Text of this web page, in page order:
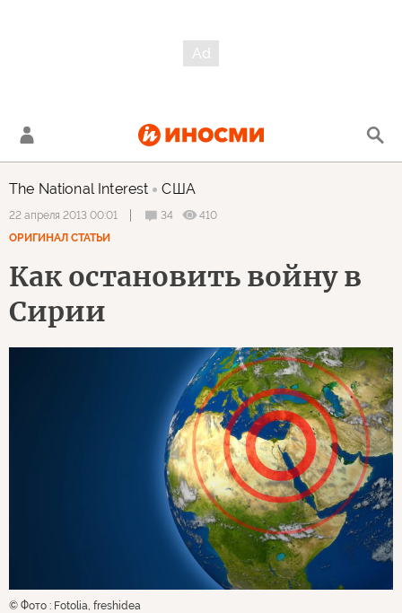
The National Interest США
22 апреля 2013 00:01 34
410
ОРИГИНАЛ СТАТЬИ
Как остановить войну в
Сирии
© Фото : Fotolia, freshidea